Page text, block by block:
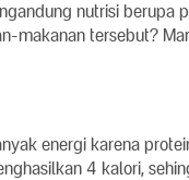
nutrisi berupa
makanan tersebut?
energi karena
4 kalori,